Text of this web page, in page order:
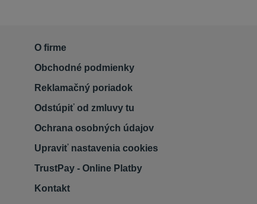
O firme
Obchodné podmienky
Reklamačný poriadok
Odstúpiť od zmluvy tu
Ochrana osobných údajov
Upraviť nastavenia cookies
TrustPay - Online Platby
Kontakt